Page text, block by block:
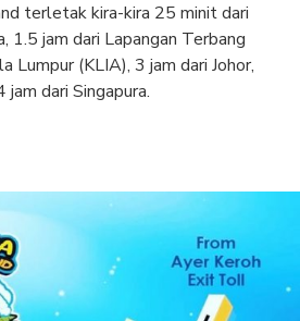
terletak kira-kira 25 minit dari
1.5 jam dari Lapangan Terbang
Lumpur (KLIA), 3 jam dari Johor,
jam dari Singapura.